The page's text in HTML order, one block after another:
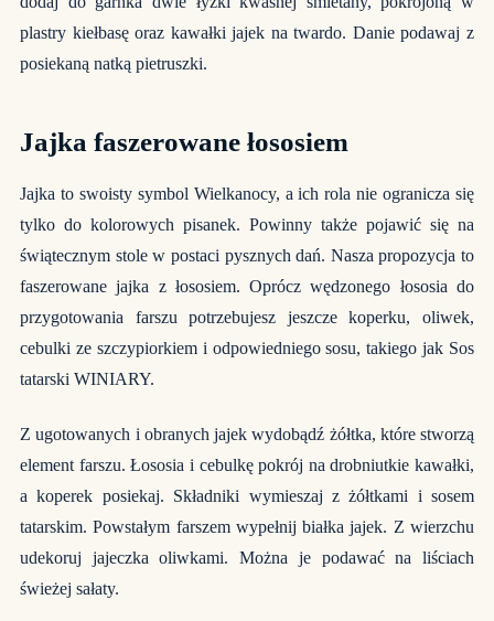
plastry kiełbasę oraz kawałki jajek na twardo. Danie podawaj z
posiekaną natką pietruszki.
Jajka faszerowane łososiem
Jajka to swoisty symbol Wielkanocy, a ich rola nie ogranicza się
tylko do kolorowych pisanek. Powinny także pojawić się na
świątecznym stole w postaci pysznych dań. Nasza propozycja to
faszerowane jajka z łososiem. Oprócz wędzonego łososia do
przygotowania farszu potrzebujesz jeszcze koperku, oliwek,
cebulki ze szczypiorkiem i odpowiedniego sosu, takiego jak Sos
tatarski WINIARY.
Z ugotowanych i obranych jajek wydobądź żółtka, które stworzą
element farszu. Łososia i cebulkę pokrój na drobniutkie kawałki,
a koperek posiekaj. Składniki wymieszaj z żółtkami i sosem
tatarskim. Powstałym farszem wypełnij białka jajek. Z wierzchu
udekoruj jajeczka oliwkami. Można je podawać na liściach
świeżej sałaty.